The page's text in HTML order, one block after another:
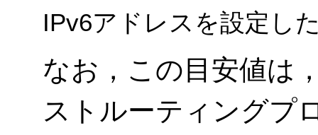
IPv6アドレスを設定し
なお，この目安値は
ストルーティングプ